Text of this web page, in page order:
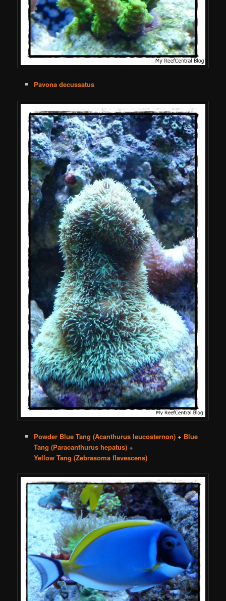
Pavona decussatus
Powder Blue Tang (Acanthurus leucosternon)+ Blue
Tang (Paracanthurus hepatus)+
Yellow Tang (Zebrasoma flavescens)